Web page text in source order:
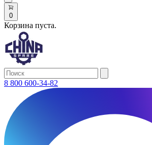
0
Корзина пуста.
8 800 600-34-82